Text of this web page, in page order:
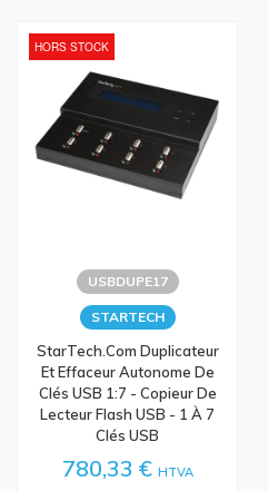
HORS STOCK
USBDUPE17
STARTECH
StarTech.com Duplicateur
Et Effaceur Autonome De
Clés USB 1:7 - Copieur De
Lecteur Flash USB - 1 À 7
Clés USB
780,33 € HTVA